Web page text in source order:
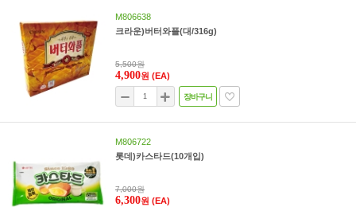
M806638
크라운)버터와플(대/316g)
5,500원
4,900원 (EA)
장바구니
M806722
롯데)카스타드(10개입)
7,000원
6,300원 (EA)